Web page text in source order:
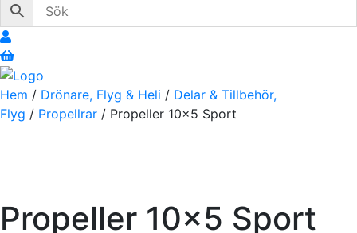
Hem / Drönare, Flyg & Heli / Delar & Tillbehör,
Flyg / Propellrar / Propeller 10×5 Sport
Propeller 10×5 Sport